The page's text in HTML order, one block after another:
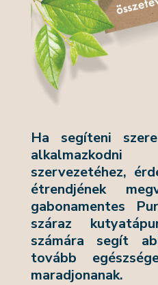
Ha segíteni
szervezetéhez,
étrendjének
gabonamentes
száraz
számára segít
tovább
maradjonanak.